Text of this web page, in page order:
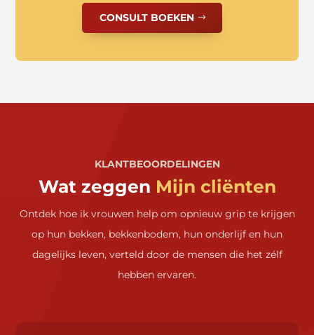
CONSULT BOEKEN
KLANTBEOORDELINGEN
Wat zeggen Mijn cliënten
Ontdek hoe ik vrouwen help om opnieuw grip te krijgen
op hun bekken, bekkenbodem, hun onderlijf en hun
dagelijks leven, verteld door de mensen die het zélf
hebben ervaren.